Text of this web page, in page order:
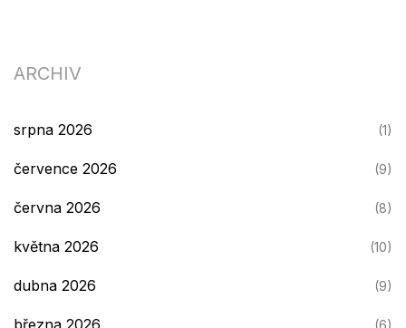
ARCHIV
srpna 2026 (1)
července 2026 (9)
června 2026 (8)
května 2026 (10)
dubna 2026 (9)